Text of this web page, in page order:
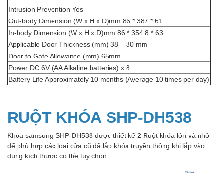
Intrusion Prevention Yes
Out-body Dimension (W x H x D)mm 86 * 387 * 61
In-body Dimension (W x H x D)mm 86 * 354.8 * 63
Applicable Door Thickness (mm) 38 – 80 mm
Door to Gate Allowance (mm) 65mm
Power DC 6V (AA Alkaline batteries) x 8
Battery Life Approximately 10 months (Average 10 times per day)
RUỘT KHÓA SHP-DH538
Khóa samsung SHP-DH538 được thiết kế 2 Ruột khóa lớn và nhỏ
để phù hợp các loại cửa cũ đã lắp khóa truyền thông khi lắp vào
đúng kích thước có thề tùy chọn